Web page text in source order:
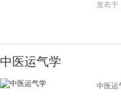
发布于
中医运气学
中医运